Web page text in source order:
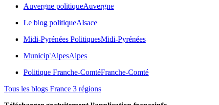
Auvergne politiqueAuvergne
Le blog politiqueAlsace
Midi-Pyrénées PolitiquesMidi-Pyrénées
Municip'AlpesAlpes
Politique Franche-ComtéFranche-Comté
Tous les blogs France 3 régions